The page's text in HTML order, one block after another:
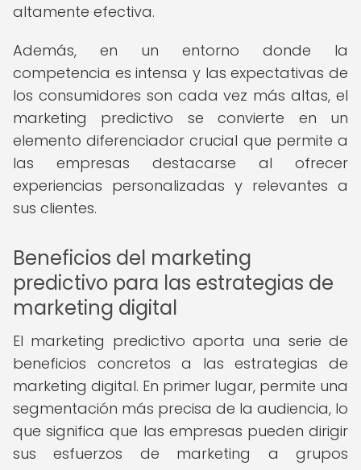
altamente efectiva.
Además, en un entorno donde la
competencia es intensa y las expectativas de
los consumidores son cada vez más altas, el
marketing predictivo se convierte en un
elemento diferenciador crucial que permite a
las empresas destacarse al ofrecer
experiencias personalizadas y relevantes a
sus clientes.
Beneficios del marketing
predictivo para las estrategias de
marketing digital
El marketing predictivo aporta una serie de
beneficios concretos a las estrategias de
marketing digital. En primer lugar, permite una
segmentación más precisa de la audiencia, lo
que significa que las empresas pueden dirigir
sus esfuerzos de marketing a grupos